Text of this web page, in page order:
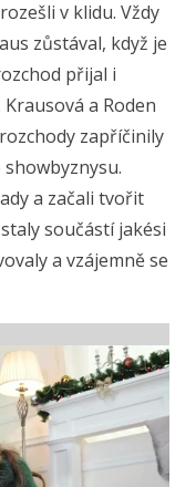
v klidu. Vždy
zůstával, když je
přijal i
a Roden
zapříčinily
a začali tvořit
součástí jakési
a vzájemně se